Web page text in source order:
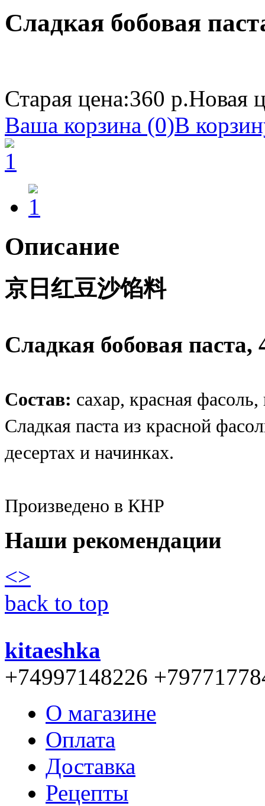
Сладкая бобовая
Старая цена:360 р.Новая
Ваша корзина (0)В
Описание
京日红豆沙馅料
Сладкая бобовая паста,
Состав: сахар, красная фасоль,
Сладкая паста из красной
десертах и начинках.
Произведено в КНР
Наши рекомендации
<>
back to top
kitaeshka
+74997148226
О магазине
Оплата
Доставка
Рецепты